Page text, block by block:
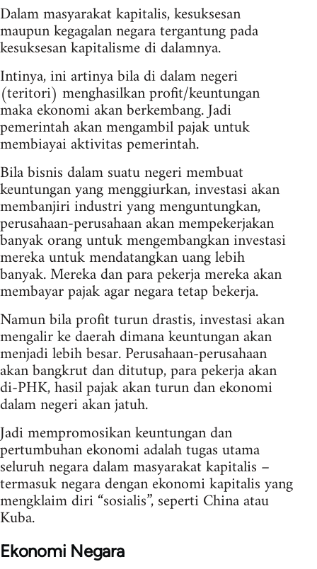
Dalam masyarakat kapitalis, kesuksesan
maupun kegagalan negara tergantung pada
kesuksesan kapitalisme di dalamnya.
Intinya, ini artinya bila di dalam negeri
(teritori) menghasilkan profit/keuntungan
maka ekonomi akan berkembang. Jadi
pemerintah akan mengambil pajak untuk
membiayai aktivitas pemerintah.
Bila bisnis dalam suatu negeri membuat
keuntungan yang menggiurkan, investasi akan
membanjiri industri yang menguntungkan,
perusahaan-perusahaan akan mempekerjakan
banyak orang untuk mengembangkan investasi
mereka untuk mendatangkan uang lebih
banyak. Mereka dan para pekerja mereka akan
membayar pajak agar negara tetap bekerja.
Namun bila profit turun drastis, investasi akan
mengalir ke daerah dimana keuntungan akan
menjadi lebih besar. Perusahaan-perusahaan
akan bangkrut dan ditutup, para pekerja akan
di-PHK, hasil pajak akan turun dan ekonomi
dalam negeri akan jatuh.
Jadi mempromosikan keuntungan dan
pertumbuhan ekonomi adalah tugas utama
seluruh negara dalam masyarakat kapitalis –
termasuk negara dengan ekonomi kapitalis yang
mengklaim diri “sosialis”, seperti China atau
Kuba.
Ekonomi Negara